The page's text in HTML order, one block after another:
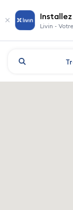
Livin -
Astana :